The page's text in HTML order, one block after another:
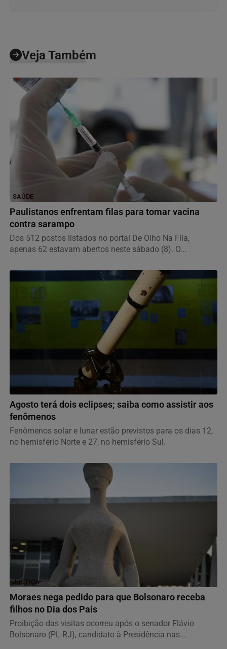
Veja Também
SAÚDE
Paulistanos enfrentam filas para tomar vacina
contra sarampo
Dos 512 postos listados no portal De Olho Na Fila,
apenas 62 estavam abertos neste sábado (8). O...
NOTÍCIAS CORPORATIVAS
Agosto terá dois eclipses; saiba como assistir aos
fenômenos
Fenômenos solar e lunar estão previstos para os dias 12,
no hemisfério Norte e 27, no hemisfério Sul.
JUSTIÇA
Moraes nega pedido para que Bolsonaro receba
filhos no Dia dos Pais
Proibição das visitas ocorreu após o senador Flávio
Bolsonaro (PL-RJ), candidato à Presidência nas...